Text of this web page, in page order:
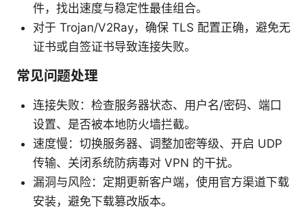
件，找出速度与稳定性最佳组合。
对于 Trojan/V2Ray，确保 TLS 配置正确，避免无
证书或自签证书导致连接失败。
常见问题处理
连接失败：检查服务器状态、用户名/密码、端口
设置、是否被本地防火墙拦截。
速度慢：切换服务器、调整加密等级、开启 UDP
传输、关闭系统防病毒对 VPN 的干扰。
漏洞与风险：定期更新客户端，使用官方渠道下载
安装，避免下载篡改版本。